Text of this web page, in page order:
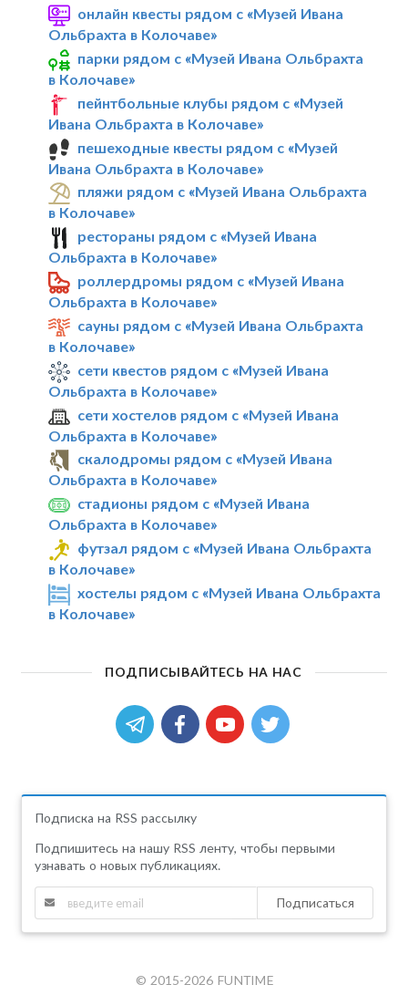
онлайн квесты рядом с «Музей Ивана
Ольбрахта в Колочаве»
парки рядом с «Музей Ивана Ольбрахта
в Колочаве»
пейнтбольные клубы рядом с «Музей
Ивана Ольбрахта в Колочаве»
пешеходные квесты рядом с «Музей
Ивана Ольбрахта в Колочаве»
пляжи рядом с «Музей Ивана Ольбрахта
в Колочаве»
рестораны рядом с «Музей Ивана
Ольбрахта в Колочаве»
роллердромы рядом с «Музей Ивана
Ольбрахта в Колочаве»
сауны рядом с «Музей Ивана Ольбрахта
в Колочаве»
сети квестов рядом с «Музей Ивана
Ольбрахта в Колочаве»
сети хостелов рядом с «Музей Ивана
Ольбрахта в Колочаве»
скалодромы рядом с «Музей Ивана
Ольбрахта в Колочаве»
стадионы рядом с «Музей Ивана
Ольбрахта в Колочаве»
футзал рядом с «Музей Ивана Ольбрахта
в Колочаве»
хостелы рядом с «Музей Ивана Ольбрахта
в Колочаве»
ПОДПИСЫВАЙТЕСЬ НА НАС
Подписка на RSS рассылку
Подпишитесь на нашу RSS ленту, чтобы первыми
узнавать о новых публикациях.
Подписаться
© 2015-2026 FUNTIME